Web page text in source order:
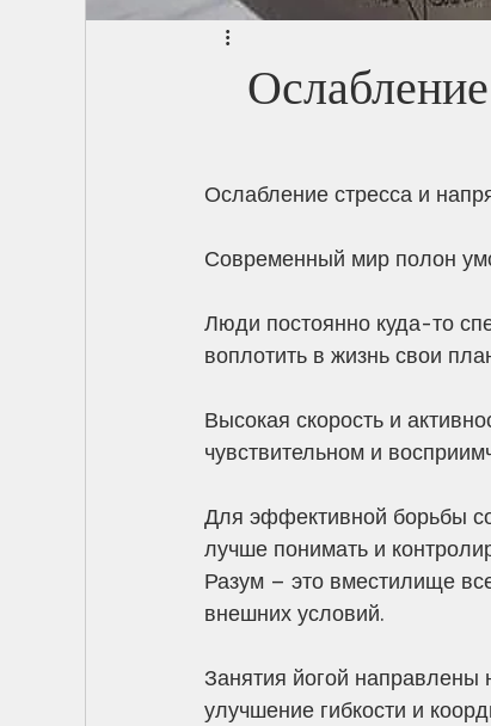
Ослабление стресса и
Современный мир полон
Люди постоянно куда-то
воплотить в жизнь свои
Высокая скорость и
чувствительном и
Для эффективной борьбы
лучше понимать и
Разум – это вместилище
внешних условий.
Занятия йогой направлены
улучшение гибкости и